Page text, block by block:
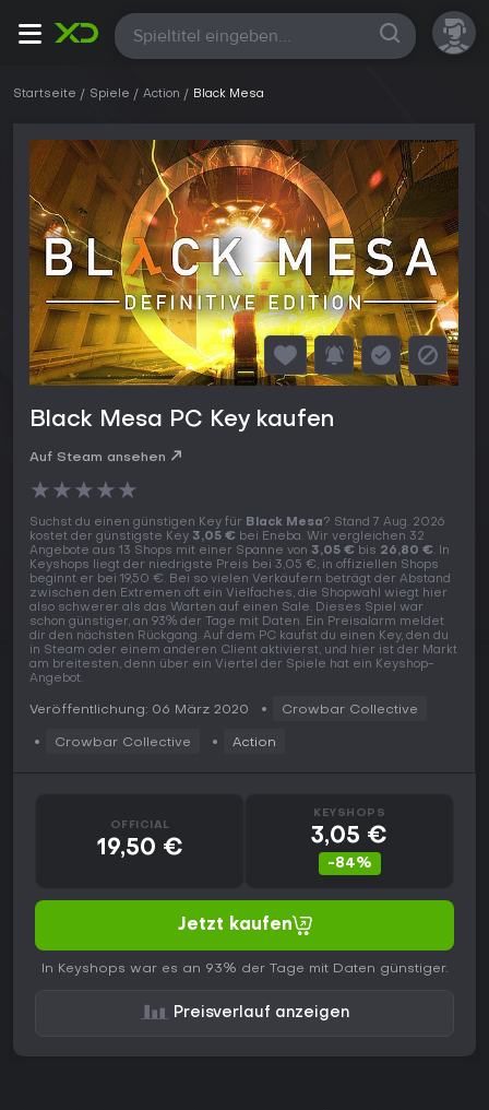
Alle
Startseite Spiele Action Black Mesa
Black Mesa PC Key kaufen
Auf Steam ansehen
★★★★★
Suchst du einen günstigen Key für Black Mesa? Stand 7 Aug. 2026
kostet der günstigste Key 3,05 € bei Eneba. Wir vergleichen 32
Angebote aus 13 Shops mit einer Spanne von 3,05 € bis 26,80 €. In
Keyshops liegt der niedrigste Preis bei 3,05 €, in offiziellen Shops
beginnt er bei 19,50 €. Bei so vielen Verkäufern beträgt der Abstand
zwischen den Extremen oft ein Vielfaches, die Shopwahl wiegt hier
also schwerer als das Warten auf einen Sale. Dieses Spiel war
schon günstiger, an 93% der Tage mit Daten. Ein Preisalarm meldet
dir den nächsten Rückgang. Auf dem PC kaufst du einen Key, den du
in Steam oder einem anderen Client aktivierst, und hier ist der Markt
am breitesten, denn über ein Viertel der Spiele hat ein Keyshop-
Angebot.
Veröffentlichung: 06 März 2020 Crowbar Collective
Crowbar Collective Action
OFFICIAL
19,50 €
KEYSHOPS
3,05 €
-84%
Jetzt kaufen
In Keyshops war es an 93% der Tage mit Daten günstiger.
Preisverlauf anzeigen